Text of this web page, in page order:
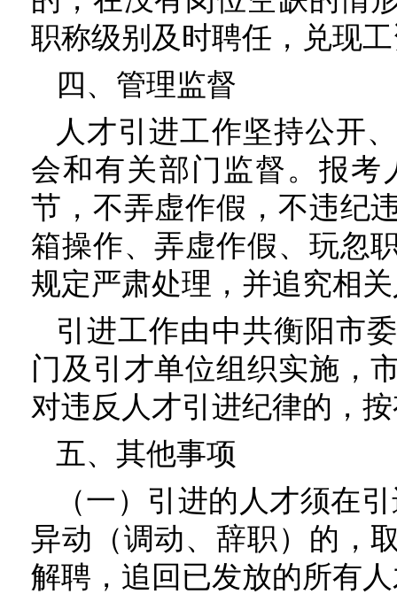
职称级别及时聘任，兑现
四、管理监督
人才引进工作坚持公开
会和有关部门监督。报
节，不弄虚作假，不违纪
箱操作、弄虚作假、玩忽
规定严肃处理，并追究相
引进工作由中共衡阳市
门及引才单位组织实施，
对违反人才引进纪律的，
五、其他事项
（一）引进的人才须在
异动（调动、辞职）的，
解聘，追回已发放的所有